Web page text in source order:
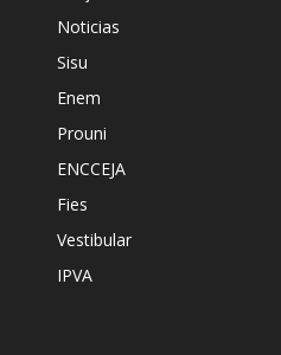
Noticias
Sisu
Enem
Prouni
ENCCEJA
Fies
Vestibular
IPVA